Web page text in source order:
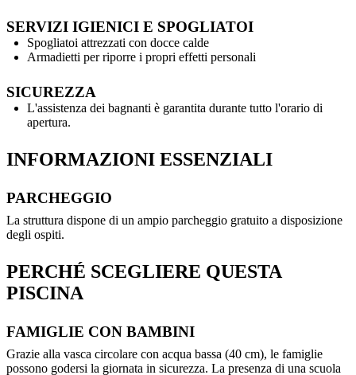
SERVIZI IGIENICI E SPOGLIATOI
Spogliatoi attrezzati con docce calde
Armadietti per riporre i propri effetti personali
SICUREZZA
L'assistenza dei bagnanti è garantita durante tutto l'orario di
apertura.
INFORMAZIONI ESSENZIALI
PARCHEGGIO
La struttura dispone di un ampio parcheggio gratuito a disposizione
degli ospiti.
PERCHÉ SCEGLIERE QUESTA
PISCINA
FAMIGLIE CON BAMBINI
Grazie alla vasca circolare con acqua bassa (40 cm), le famiglie
possono godersi la giornata in sicurezza. La presenza di una scuola